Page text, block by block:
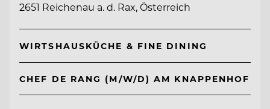
2651 Reichenau a. d. Rax, Österreich
WIRTSHAUSKÜCHE & FINE DINING
CHEF DE RANG (M/W/D) AM KNAPPENHOF